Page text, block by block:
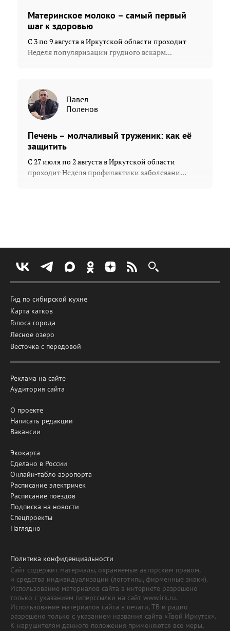
Материнское молоко – самый первый
шаг к здоровью
С 3 по 9 августа в Иркутской области проходит
Неделя популяризации грудного вскарм...
Павел
Поленов
Печень – молчаливый труженик: как её
защитить
С 27 июля по 2 августа в Иркутской области
проходит Неделя профилактики заболевани...
Гид по сибирской кухне
Карта катков
Голоса города
Лесное озеро
Весточка с передовой
Реклама на сайте
Аудитория сайта
О проекте
Написать редакции
Вакансии
Экокарта
Сделано в России
Онлайн-табло аэропорта
Расписание электричек
Расписание поездов
Подписка на новости
Спецпроекты
Наглядно
Политика конфиденциальности
Сайт содержит материалы, охраняемые авторским правом,
и средства индивидуализации (логотипы, фирменные знаки).
Использование материалов сайта в интернете разрешено
только с указанием гиперссылки на сайт www.irk.ru.
Использование материалов сайта в печати, ТВ и радио
разрешено только с указанием названия сайта «Твой Иркутск».
К нарушителям данного положения применяются все меры,